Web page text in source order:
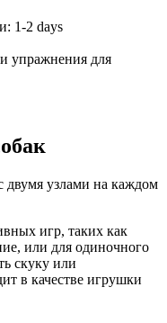
1-2 days
упражнения для
двумя узлами на каждом
игр, таких как
или для одиночного
скуку или
в качестве игрушки